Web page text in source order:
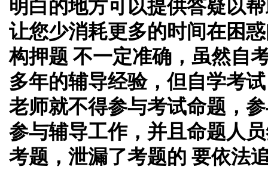
明白的地方可以提供答疑以
让您少消耗更多的时间在困
构押题 不一定准确，虽然自
多年的辅导经验，但自学考
老师就不得参与考试命题，
参与辅导工作，并且命题人
考题，泄漏了考题的 要依法